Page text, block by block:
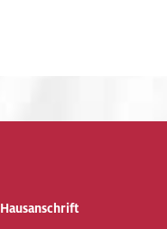
Hausanschrift